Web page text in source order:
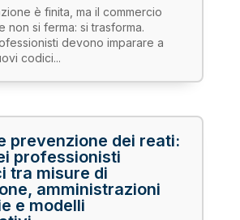
è finita, ma il commercio
non si ferma: si trasforma.
devono imparare a
codici...
prevenzione dei reati:
professionisti
tra misure di
amministrazioni
e modelli